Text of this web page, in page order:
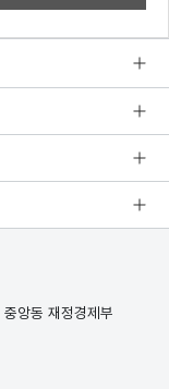
앙동 재정경제부